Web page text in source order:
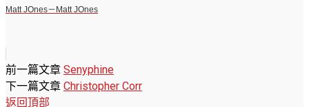
Matt JOnes－Matt JOnes
前一篇文章 Senyphine
下一篇文章 Christopher Corr
返回頂部